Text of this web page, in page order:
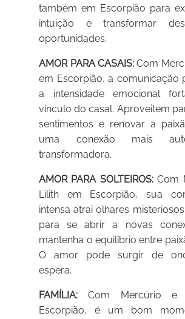
também em Escorpião para
intuição e transformar
oportunidades.
AMOR PARA CASAIS: Com
em Escorpião, a comunicação
a intensidade emocional
vínculo do casal. Aproveitem
sentimentos e renovar a
uma conexão mais
transformadora.
AMOR PARA SOLTEIROS:Com
Lilith em Escorpião, sua
intensa atrai olhares
para se abrir a novas
mantenha o equilíbrio entre
O amor pode surgir de
espera.
FAMÍLIA: Com Mercúrio e
Escorpião, é um bom